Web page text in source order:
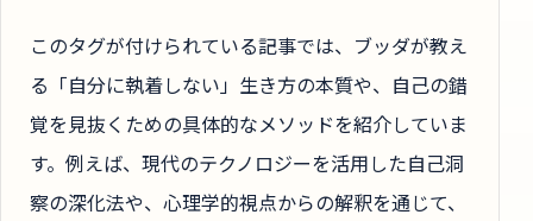
このタグが付けられている記事では、ブッダが教え
る「自分に執着しない」生き方の本質や、自己の錯
覚を見抜くための具体的なメソッドを紹介していま
す。例えば、現代のテクノロジーを活用した自己洞
察の深化法や、心理学的視点からの解釈を通じて、